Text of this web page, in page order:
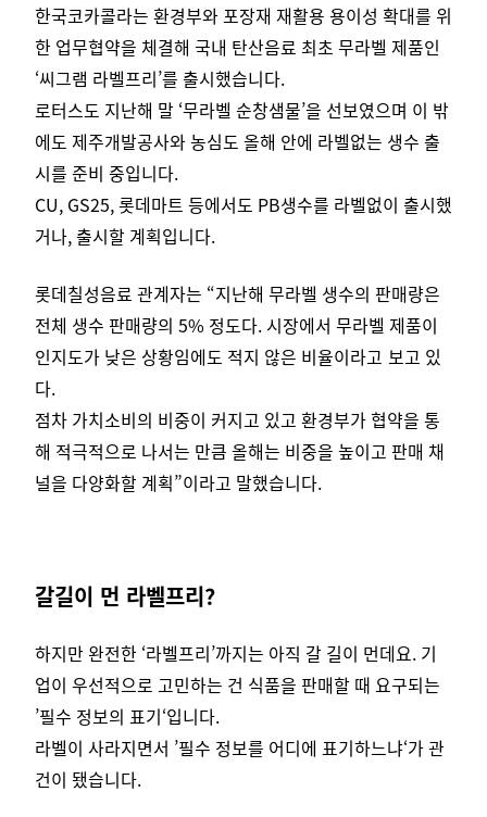
한국코카콜라는 환경부와 포장재 재활용 용이성 확대를 위
한 업무협약을 체결해 국내 탄산음료 최초 무라벨 제품인
‘씨그램 라벨프리’를 출시했습니다.
로터스도 지난해 말 ‘무라벨 순창샘물’을 선보였으며 이 밖
에도 제주개발공사와 농심도 올해 안에 라벨없는 생수 출
시를 준비 중입니다.
CU, GS25, 롯데마트 등에서도 PB생수를 라벨없이 출시했
거나, 출시할 계획입니다.
롯데칠성음료 관계자는 “지난해 무라벨 생수의 판매량은
전체 생수 판매량의 5% 정도다. 시장에서 무라벨 제품이
인지도가 낮은 상황임에도 적지 않은 비율이라고 보고 있
다.
점차 가치소비의 비중이 커지고 있고 환경부가 협약을 통
해 적극적으로 나서는 만큼 올해는 비중을 높이고 판매 채
널을 다양화할 계획”이라고 말했습니다.
갈길이 먼 라벨프리?
하지만 완전한 ‘라벨프리’까지는 아직 갈 길이 먼데요. 기
업이 우선적으로 고민하는 건 식품을 판매할 때 요구되는
’필수 정보의 표기‘입니다.
라벨이 사라지면서 ’필수 정보를 어디에 표기하느냐‘가 관
건이 됐습니다.